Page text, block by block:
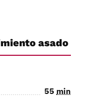
asado
55 min